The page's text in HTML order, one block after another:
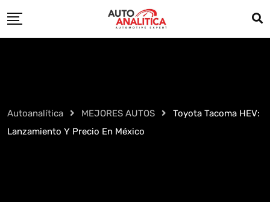
to
Autoanalítica MEJORES AUTOS
Toyota Tacoma HEV:
Lanzamiento Y Precio En México